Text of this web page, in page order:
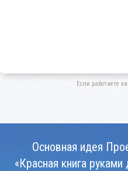
Если работаете
Основная идея
«Красная книга руками